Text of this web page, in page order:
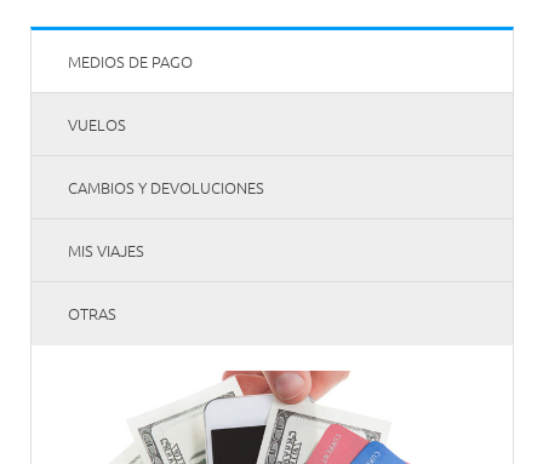
MEDIOS DE PAGO
VUELOS
CAMBIOS Y DEVOLUCIONES
MIS VIAJES
OTRAS